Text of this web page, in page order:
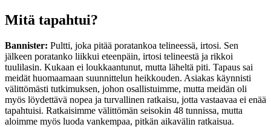
Mitä tapahtui?
Bannister: Pultti, joka pitää poratankoa telineessä, irtosi. Sen
jälkeen poratanko liikkui eteenpäin, irtosi telineestä ja rikkoi
tuulilasin. Kukaan ei loukkaantunut, mutta läheltä piti. Tapaus sai
meidät huomaamaan suunnittelun heikkouden. Asiakas käynnisti
välittömästi tutkimuksen, johon osallistuimme, mutta meidän oli
myös löydettävä nopea ja turvallinen ratkaisu, jotta vastaavaa ei enää
tapahtuisi. Ratkaisimme välittömän seisokin 48 tunnissa, mutta
aloimme myös luoda vankempaa, pitkän aikavälin ratkaisua.